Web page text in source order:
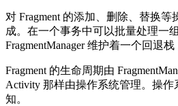
对 Fragment 的添加、删除、替换
成。在一个事务中可以批量处理一组
FragmentManager 维护着一个回退
Fragment 的生命周期由
Activity 那样由操作系统管理。操作
知。